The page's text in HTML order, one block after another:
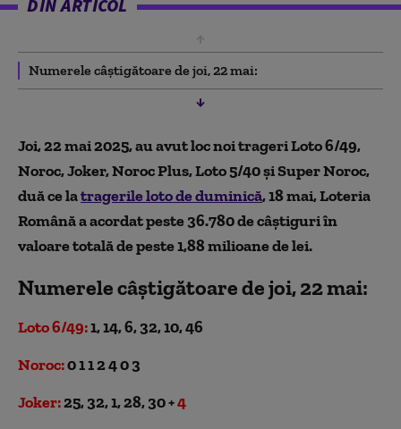
DIN ARTICOL
Numerele câștigătoare de joi, 22 mai:
Joi, 22 mai 2025, au avut loc noi trageri Loto 6/49,
Noroc, Joker, Noroc Plus, Loto 5/40 și Super Noroc,
duă ce latragerile loto de duminică, 18 mai, Loteria
Română a acordat peste 36.780 de câștiguri în
valoare totală de peste 1,88 milioane de lei.
Numerele câștigătoare de joi, 22 mai:
Loto 6/49:1, 14, 6, 32, 10, 46
Noroc:0 1 1 2 4 0 3
Joker:25, 32, 1, 28, 30 +4